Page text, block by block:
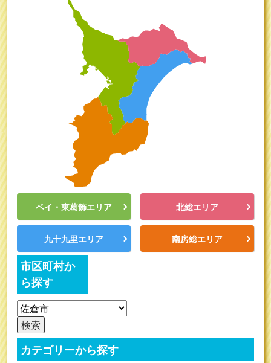
ベイ・東葛飾エリア 北総エリア
九十九里エリア 南房総エリア
市区町村か
ら探す
カテゴリーから探す